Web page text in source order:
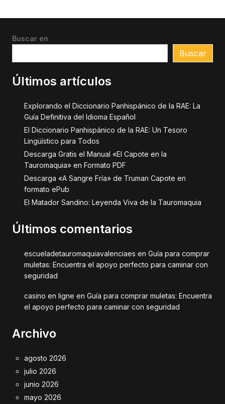
Buscar en
Buscar
Últimos artículos
Explorando el Diccionario Panhispánico de la RAE: La
Guía Definitiva del Idioma Español
El Diccionario Panhispánico de la RAE: Un Tesoro
Lingüístico para Todos
Descarga Gratis el Manual «El Capote en la
Tauromaquia» en Formato PDF
Descarga «A Sangre Fría» de Truman Capote en
formato ePub
El Matador Sandino: Leyenda Viva de la Tauromaquia
Últimos comentarios
escueladetauromaquiavalenciaes en Guía para comprar
muletas: Encuentra el apoyo perfecto para caminar con
seguridad
casino en ligne en Guía para comprar muletas: Encuentra
el apoyo perfecto para caminar con seguridad
Archivo
agosto 2026
julio 2026
junio 2026
mayo 2026